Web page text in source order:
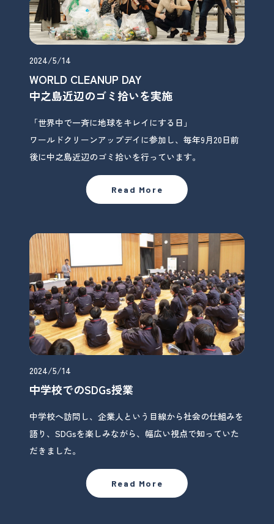
2024/5/14
WORLD CLEANUP DAY
中之島近辺のゴミ拾いを実施
「世界中で一斉に地球をキレイにする日」
ワールドクリーンアップデイに参加し、毎年9月20日前
後に中之島近辺のゴミ拾いを行っています。
Read More
2024/5/14
中学校でのSDGs授業
中学校へ訪問し、企業人という目線から社会の仕組みを
語り、SDGsを楽しみながら、幅広い視点で知っていた
だきました。
Read More